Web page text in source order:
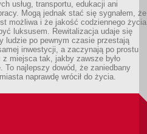
usług, transportu, edukacji ani
Mogą jednak stać się sygnałem, że
możliwa i że jakość codziennego życia
luksusem. Rewitalizacja udaje się
ludzie po pewnym czasie przestają
inwestycji, a zaczynają po prostu
z miejsca tak, jakby zawsze było
To najlepszy dowód, że zaniedbany
naprawdę wrócił do życia.